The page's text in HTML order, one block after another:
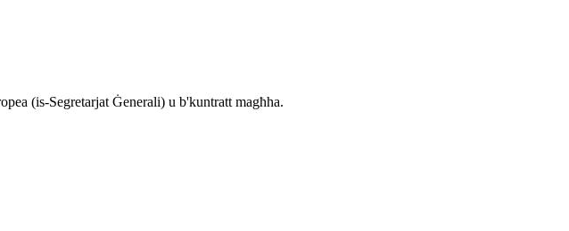
(is-Segretarjat Ġenerali) u b'kuntratt magħha.